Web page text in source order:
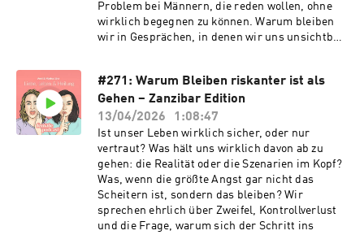
Problem bei Männern, die reden wollen, ohne
wirklich begegnen zu können. Warum bleiben
wir in Gesprächen, in denen wir uns unsichtbar
Mittelpunkt stehen möchte? Und warum stehen
wir nicht einfach auf und verlassen das Date?
#271: Warum Bleiben riskanter ist als
Gehen – Zanzibar Edition
13/04/2026
1:08:47
Ist unser Leben wirklich sicher, oder nur
vertraut? Was hält uns wirklich davon ab zu
gehen: die Realität oder die Szenarien im Kopf?
Was, wenn die größte Angst gar nicht das
Scheitern ist, sondern das bleiben? Wir
sprechen ehrlich über Zweifel, Kontrollverlust
und die Frage, warum sich der Schritt ins